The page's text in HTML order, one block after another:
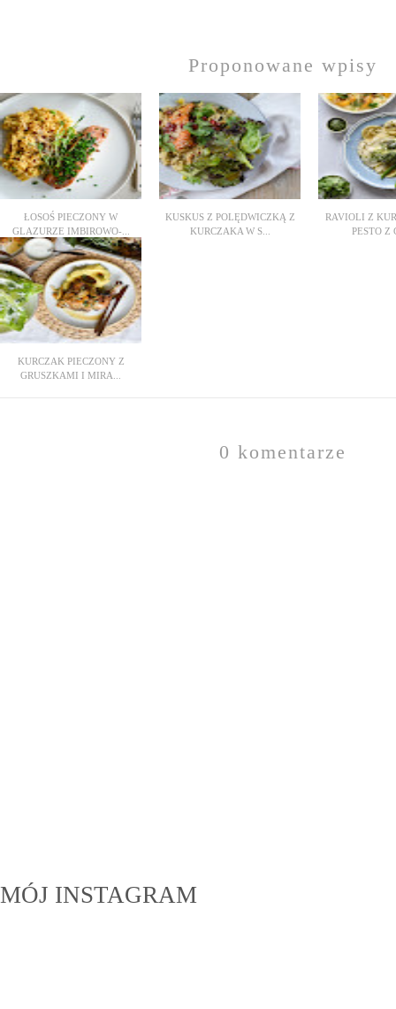
Proponowane wpisy
ŁOSOŚ PIECZONY W
GLAZURZE IMBIROWO-...
KUSKUS Z POLĘDWICZKĄ Z
KURCZAKA W S...
RAVIOLI Z
PESTO Z
KURCZAK PIECZONY Z
GRUSZKAMI I MIRA...
0 komentarze
MÓJ INSTAGRAM